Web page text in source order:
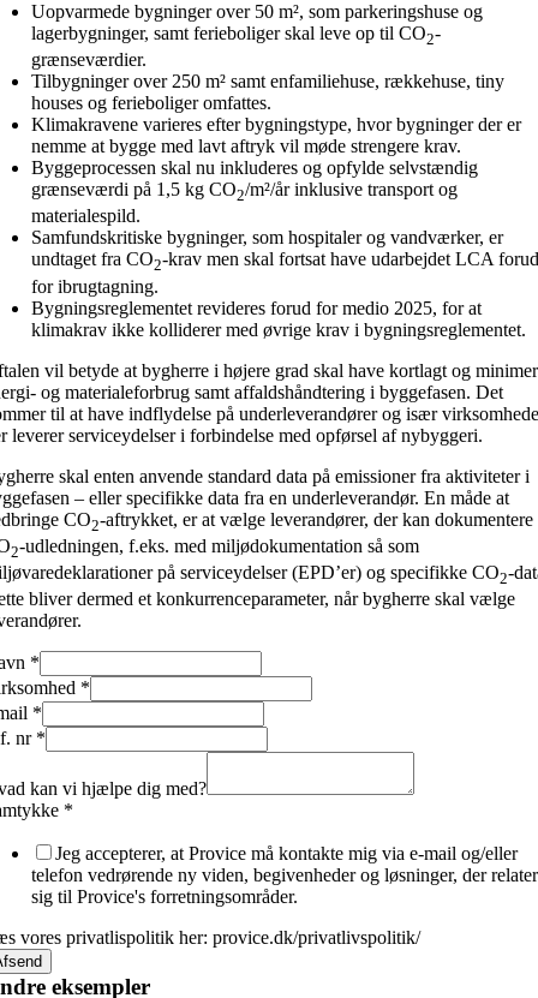
Uopvarmede bygninger over 50 m², som parkeringshuse og
lagerbygninger, samt ferieboliger skal leve op til CO2-
grænseværdier.
Tilbygninger over 250 m² samt enfamiliehuse, rækkehuse, tiny
houses og ferieboliger omfattes.
Klimakravene varieres efter bygningstype, hvor bygninger der er
nemme at bygge med lavt aftryk vil møde strengere krav.
Byggeprocessen skal nu inkluderes og opfylde selvstændig
grænseværdi på 1,5 kg CO2/m²/år inklusive transport og
materialespild.
Samfundskritiske bygninger, som hospitaler og vandværker, er
undtaget fra CO2-krav men skal fortsat have udarbejdet LCA forud
for ibrugtagning.
Bygningsreglementet revideres forud for medio 2025, for at
klimakrav ikke kolliderer med øvrige krav i bygningsreglementet.
vil betyde at bygherre i højere grad skal have kortlagt og
og materialeforbrug samt affaldshåndtering i byggefasen. Det
til at have indflydelse på underleverandører og især
leverer serviceydelser i forbindelse med opførsel af nybyggeri.
skal enten anvende standard data på emissioner fra aktiviteter i
– eller specifikke data fra en underleverandør. En måde at
CO2-aftrykket, er at vælge leverandører, der kan dokumentere
2-udledningen, f.eks. med miljødokumentation så som
på serviceydelser (EPD’er) og specifikke CO2-
bliver dermed et konkurrenceparameter, når bygherre skal vælge
*
*
*
nr *
kan vi hjælpe dig med?
*
Jeg accepterer, at Provice må kontakte mig via e-mail og/eller
telefon vedrørende ny viden, begivenheder og løsninger, der
sig til Provice's forretningsområder.
vores privatlispolitik her: provice.dk/privatlivspolitik/
eksempler